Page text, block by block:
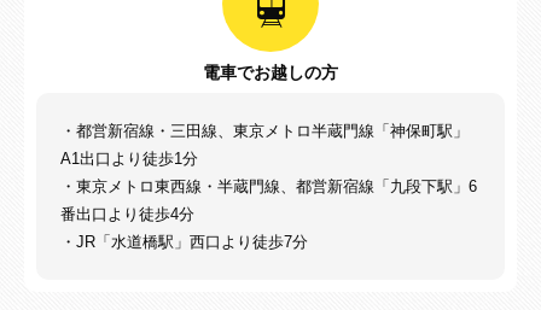
電車でお越しの方
・都営新宿線・三田線、東京メトロ半蔵門線「神保町駅」
A1出口より徒歩1分
・東京メトロ東西線・半蔵門線、都営新宿線「九段下駅」6
番出口より徒歩4分
・JR「水道橋駅」西口より徒歩7分